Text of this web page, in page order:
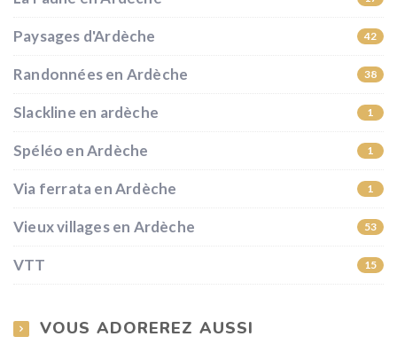
Paysages d'Ardèche 42
Randonnées en Ardèche 38
Slackline en ardèche 1
Spéléo en Ardèche 1
Via ferrata en Ardèche 1
Vieux villages en Ardèche 53
VTT 15
VOUS ADOREREZ AUSSI